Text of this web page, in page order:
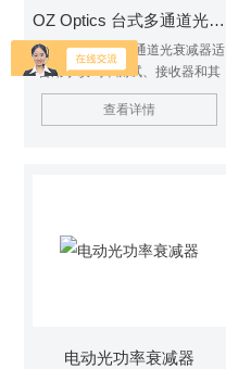
OZ Optics 台式多通道光衰减器
OZ Optics 台式多通道光衰减器适
合用于误码率测试、接收器和其
他有源光纤组件的故障排除、功
率计线性度检查、长距离光纤传
查看详情
电动光功率衰减器